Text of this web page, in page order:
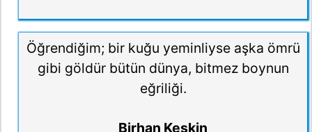
Öğrendiğim; bir kuğu yeminliyse aşka ömrü
gibi göldür bütün dünya, bitmez boynun
eğriliği.
Birhan Keskin